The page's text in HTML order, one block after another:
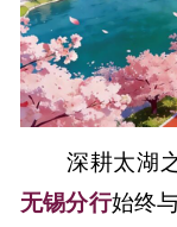
深耕太湖
无锡分行始终